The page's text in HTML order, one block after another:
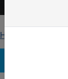
Home